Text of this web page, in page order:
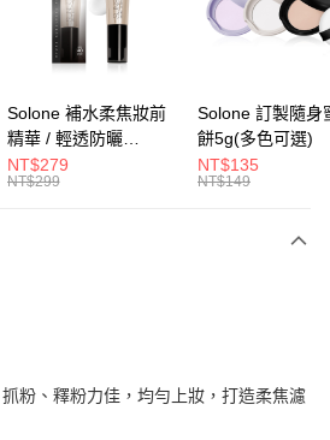
灣大哥大用戶可立即使用無須另外申請。
分期的期數、繳款截止日，確認付款後即完
用金額請依後續交易確認頁面所載為準。
往確認交易或遇審核未通過，訂單將自動取
品之後才付款」的支付方式。 讓您購物簡單
需綁卡、不需儲值。
Solone 補水柔焦妝前
精華 / 輕透防曬
SPF40★★★★(30ml)
NT$279
NT$299
Solone 訂製隨身
餅5g(多色可選)
NT$135
NT$149
粉、釋粉力佳，均勻上妝，打造柔焦濾